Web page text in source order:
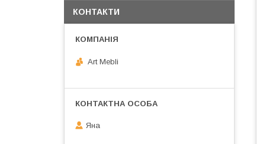
КОНТАКТИ
Art Mebli
Яна